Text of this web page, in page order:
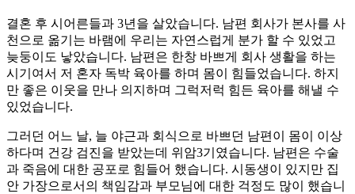
결혼 후 시어른들과 3년을 살았습니다. 남편 회사가 본사를 사
천으로 옮기는 바램에 우리는 자연스럽게 분가 할 수 있었고
늦둥이도 낳았습니다. 남편은 한창 바쁘게 회사 생활을 하는
시기여서 저 혼자 독박 육아를 하며 몸이 힘들었습니다. 하지
만 좋은 이웃을 만나 의지하며 그럭저럭 힘든 육아를 해낼 수
있었습니다.
그러던 어느 날, 늘 야근과 회식으로 바쁘던 남편이 몸이 이상
하다며 건강 검진을 받았는데 위암3기였습니다. 남편은 수술
과 죽음에 대한 공포로 힘들어 했습니다. 시동생이 있지만 집
안 가장으로서의 책임감과 부모님에 대한 걱정도 많이 했습니